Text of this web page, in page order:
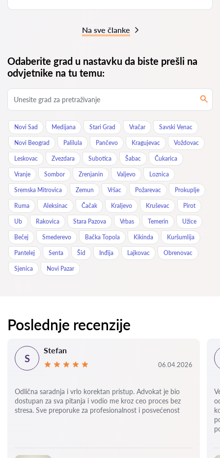
Na sve članke
Odaberite grad u nastavku da biste prešli na
odvjetnike na tu temu:
Novi Sad Medijana Stari Grad Vračar Savski Venac
Novi Beograd Palilula Pančevo Kragujevac Voždovac
Leskovac Zvezdara Subotica Šabac Čukarica
Vranje Sombor Zrenjanin Valjevo Loznica
Sremska Mitrovica Zemun Vršac Požarevac Prokuplje
Ruma Aleksinac Čačak Kraljevo Kruševac Pirot
Ub Rakovica Stara Pazova Vrbas Temerin Užice
Bečej Smederevo Bačka Topola Kikinda Kuršumlija
Pantelej Senta Šid Inđija Lajkovac Obrenovac
Sjenica Novi Pazar
Poslednje recenzije
S
Stefan
06.04.2026
Odlična saradnja i vrlo korektan pristup. Advokat je bio
dostupan za sva pitanja i vodio me kroz ceo proces bez
stresa. Sve preporuke za profesionalnost i posvećenost